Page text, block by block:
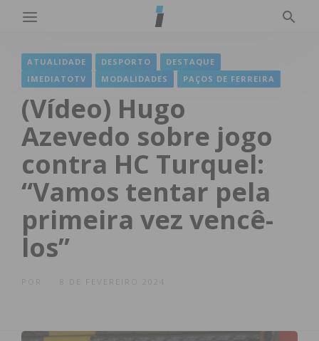
ATUALIDADE DESPORTO
DESTAQUE
IMEDIATOTV
MODALIDADES PAÇOS DE FERREIRA
(Vídeo) Hugo
Azevedo sobre jogo
contra HC Turquel:
“Vamos tentar pela
primeira vez vencê-
los”
8 DE FEVEREIRO 2024